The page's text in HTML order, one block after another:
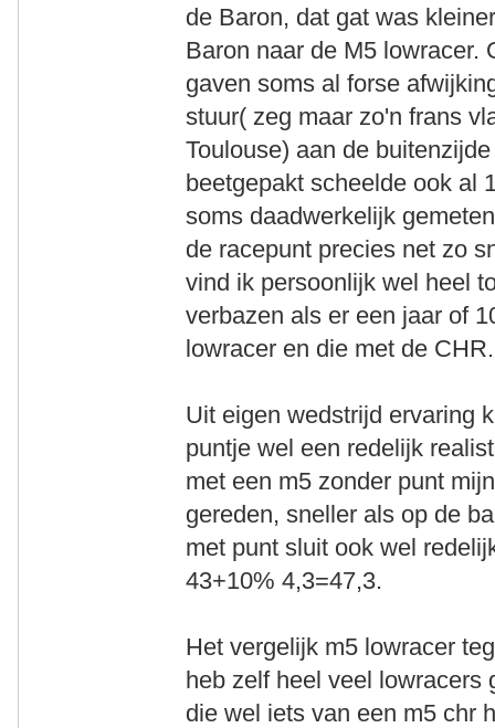
de Baron, dat gat was
Baron naar de M5 lowracer.
gaven soms al forse
stuur( zeg maar zo'n frans
Toulouse) aan de
beetgepakt scheelde ook al
soms daadwerkelijk
de racepunt precies net zo
vind ik persoonlijk wel heel
verbazen als er een jaar of
lowracer en die met de CHR.
Uit eigen wedstrijd ervaring
puntje wel een redelijk
met een m5 zonder punt
gereden, sneller als op de
met punt sluit ook wel
43+10% 4,3=47,3.
Het vergelijk m5 lowracer
heb zelf heel veel lowracers
die wel iets van een m5 chr